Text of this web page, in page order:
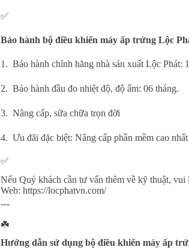
✅
Bảo hành bộ điều khiển máy ấp trứng Lộc
1. Bảo hành chính hãng nhà sản xuất Lộc Phát:
2. Bảo hành đầu đo nhiệt độ, độ ẩm: 06 tháng.
3. Nâng cấp, sữa chữa trọn đời
4. Ưu đãi đặc biệt: Nâng cấp phần mềm cao
✅
Nếu Quý khách cần tư vấn thêm về kỹ thuật,
Web: https://locphatvn.com/
---
☘️
Hướng dẫn sử dụng bộ điều khiển máy ấp